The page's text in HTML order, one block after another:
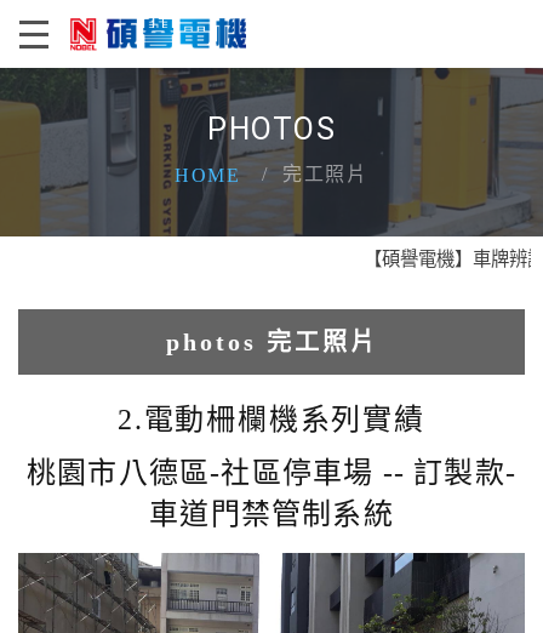
PHOTOS
HOME 完工照片
【碩譽電機】車牌辨
photos 完工照片
1.人臉辨識系統實績
2.電動柵欄機系列實績
3.車牌辨識收費系統實績
4.車牌辨識收費系統-客製化實績
2.電動柵欄機系列實績
桃園市八德區-社區停車場 -- 訂製款-
車道門禁管制系統